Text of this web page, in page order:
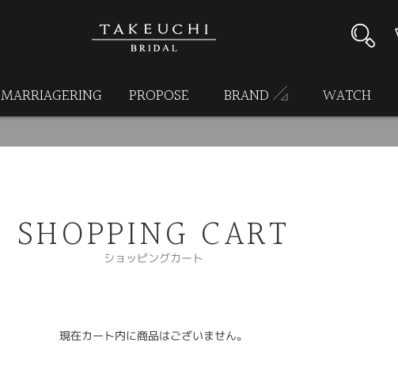
MARRIAGERING PROPOSE BRAND WATCH
SHOPPING CART
ショッピングカート
現在カート内に商品はございません。